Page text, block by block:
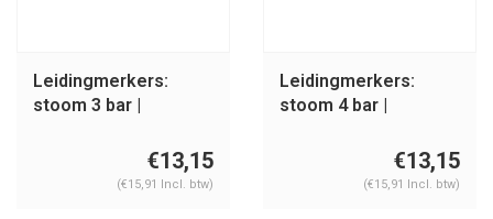
Leidingmerkers:
stoom 3 bar |
€13,15
(€15,91 Incl. btw)
Leidingmerkers:
stoom 4 bar |
€13,15
(€15,91 Incl. btw)